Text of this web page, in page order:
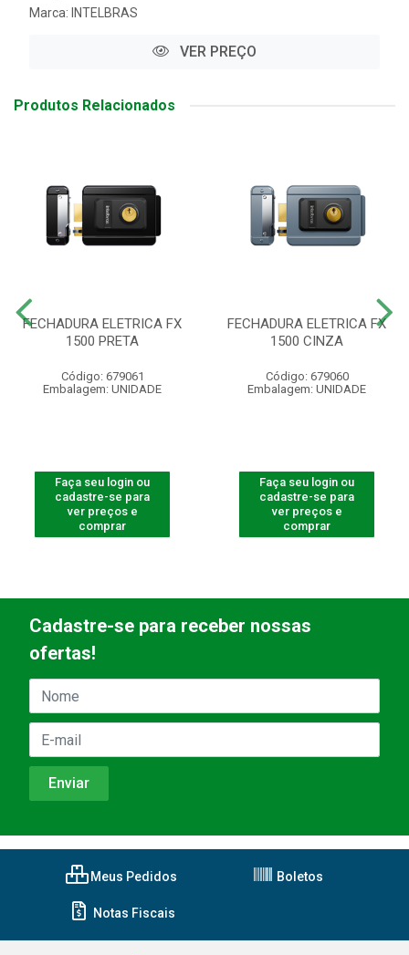
Marca: INTELBRAS
VER PREÇO
Produtos Relacionados
FECHADURA ELETRICA FX
1500 PRETA
Código: 679061
Embalagem: UNIDADE
Faça seu login ou
cadastre-se para
ver preços e
comprar
FECHADURA ELETRICA FX
1500 CINZA
Código: 679060
Embalagem: UNIDADE
Faça seu login ou
cadastre-se para
ver preços e
comprar
Cadastre-se para receber nossas
ofertas!
Meus Pedidos Boletos
Notas Fiscais